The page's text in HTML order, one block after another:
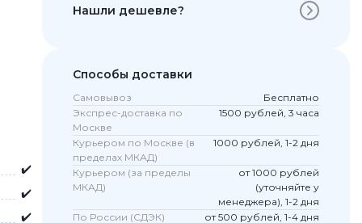
8 Pro
✔️
✔️
✔️
Нашли дешевле?
Способы доставки
Самовывоз
Бесплатно
Экспрес-доставка по
Москве
1500 рублей, 3 часа
Курьером по Москве (в
пределах МКАД)
1000 рублей, 1-2 дня
Курьером (за пределы
МКАД)
от 1000 рублей
(уточняйте у
менеджера), 1-2 дня
По России (СДЭК)
от 500 рублей, 1-4 дня